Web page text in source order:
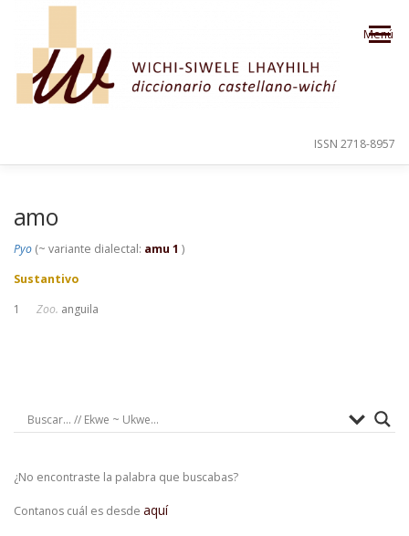
Saltar al contenido
Menú
ISSN 2718-8957
amo
Pyo (~ variante dialectal: amu 1 )
Sustantivo
1 Zoo. anguila
¿No encontraste la palabra que buscabas?
Contanos cuál es desde aquí